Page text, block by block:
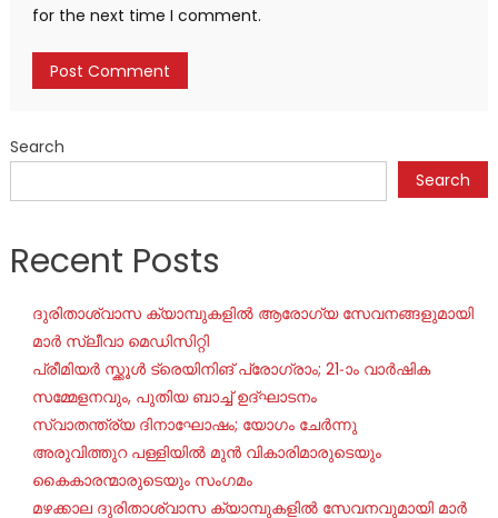
for the next time I comment.
Search
Search
Recent Posts
ദുരിതാശ്വാസ ക്യാമ്പുകളിൽ ആരോഗ്യ സേവനങ്ങളുമായി
മാർ സ്ലീവാ മെഡിസിറ്റി
പ്രീമിയർ സ്ക്കൂൾ ട്രെയിനിങ് പ്രോഗ്രാം; 21-ാം വാർഷിക
സമ്മേളനവും, പുതിയ ബാച്ച് ഉദ്ഘാടനം
സ്വാതന്ത്ര്യ ദിനാഘോഷം; യോഗം ചേർന്നു
അരുവിത്തുറ പള്ളിയിൽ മുൻ വികാരിമാരുടെയും
കൈകാരന്മാരുടെയും സംഗമം
മഴക്കാല ദുരിതാശ്വാസ ക്യാമ്പുകളിൽ സേവനവുമായി മാർ